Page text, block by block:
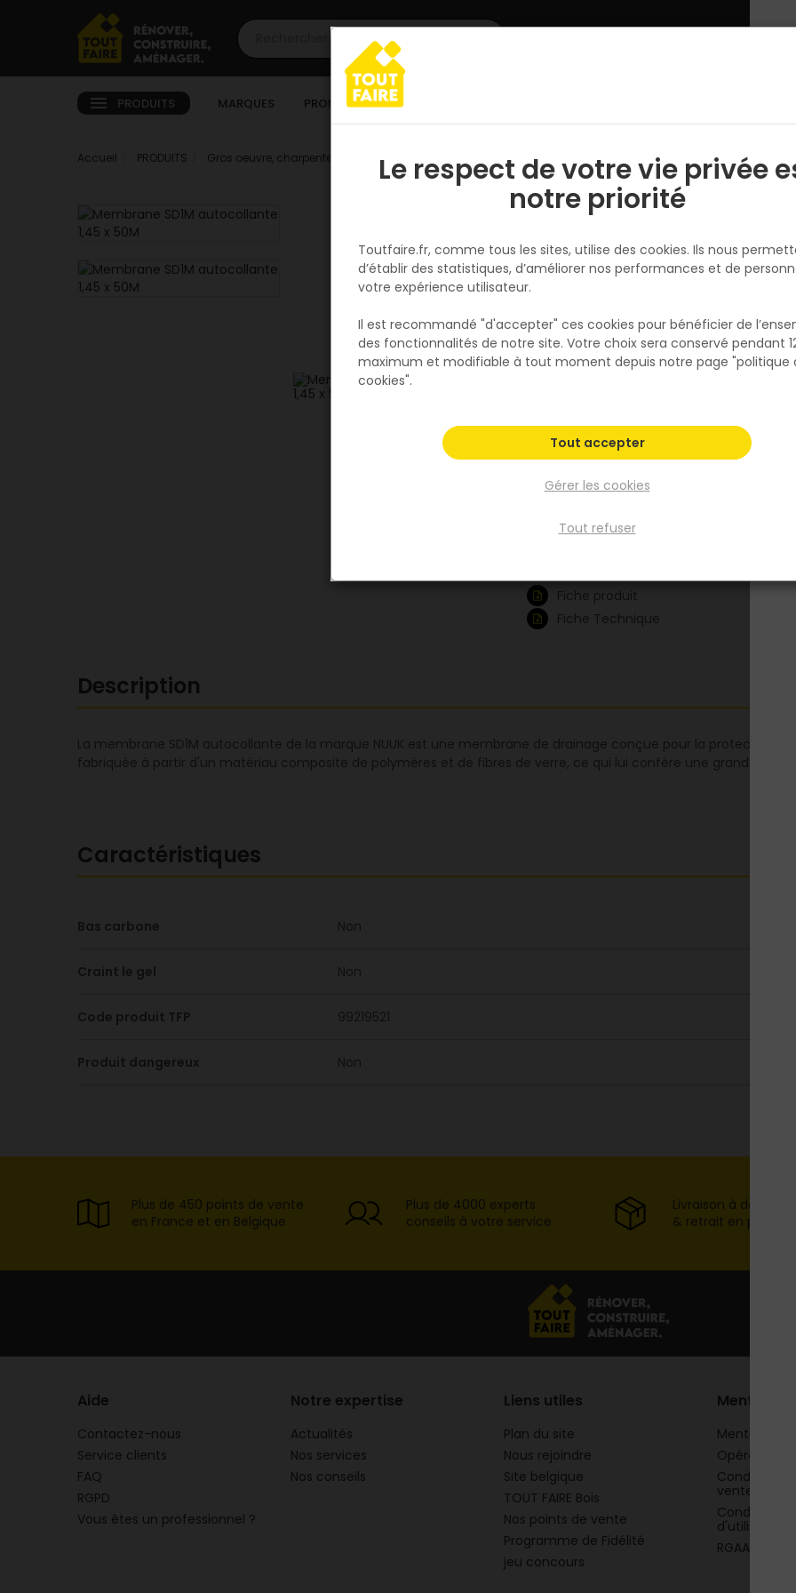
PRODUITS MARQUES PROMOTIONS
Accueil PRODUITS Gros oeuvre, charpente, couverture Membrane SD1M autocollante 1,45 x 50M
NUUK
Membrane SD1M autocollante
x 50M
Réf. 3760378090214
La membrane SD1M 1,45 x 50M autocollante
marque NUUK est une membrane de
conçue pour la protection des murs contre
une bonne durabilité.
Voir plus
Existe aussi en :
1_45x50m 360mmx50m
Fiche produit
Fiche Technique
Description
La membrane SD1M autocollante de la marque NUUK est une membrane de drainage conçue pour la protection
fabriquée à partir d'un matériau composite de polymères et de fibres de verre, ce qui lui confère une grande
Caractéristiques
Bas carbone Non
Craint le gel Non
Code produit TFP 99219521
Produit dangereux Non
Plus de 450 points de vente
en France et en Belgique
Plus de 4000 experts
conseils à votre service
Livraison à domicile
& retrait en point
Aide
Contactez-nous
Service clients
FAQ
RGPD
Vous êtes un professionnel ?
Notre expertise
Actualités
Nos services
Nos conseils
Liens utiles
Plan du site
Nous rejoindre
Site belgique
TOUT FAIRE Bois
Nos points de vente
Programme de Fidélité
jeu concours
Mentions
Mentions
Opération
Conditions
vente
Conditions
d'utilisation
RGAA
Le respect de votre vie privée
notre priorité
Toutfaire.fr, comme tous les sites, utilise des cookies. Ils nous
d’établir des statistiques, d’améliorer nos performances et de
votre expérience utilisateur.
Il est recommandé "d'accepter" ces cookies pour bénéficier de
des fonctionnalités de notre site. Votre choix sera conservé pendant
maximum et modifiable à tout moment depuis notre page "politique
cookies".
Gérer les cookies
Tout refuser
Tout accepter